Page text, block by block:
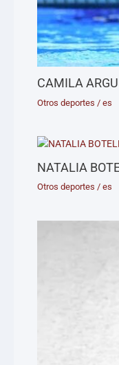
CAMILA
Otros deportes /es
NATALIA
Otros deportes /es